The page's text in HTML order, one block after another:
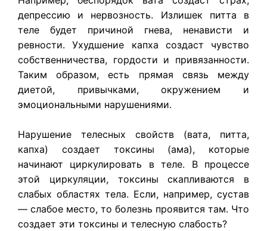
депрессию и нервозность. Излишек питта в
теле будет причиной гнева, ненависти и
ревности. Ухудшение капха создаст чувство
собственничества, гордости и привязанности.
Таким образом, есть прямая связь между
диетой, привычками, окружением и
эмоциональными нарушениями.
Нарушение телесных свойств (вата, питта,
капха) создает токсины (ама), которые
начинают циркулировать в теле. В процессе
этой циркуляции, токсины скапливаются в
слабых областях тела. Если, например, сустав
— слабое место, то болезнь проявится там. Что
создает эти токсины и телесную слабость?